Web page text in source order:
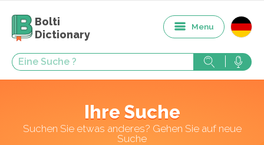
Bolti
Dictionary
Menu
Ihre Suche
Suchen Sie etwas anderes? Gehen Sie auf neue
Suche